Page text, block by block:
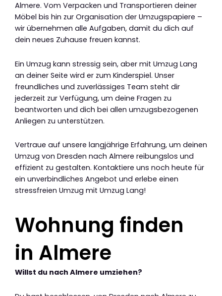
Almere. Vom Verpacken und Transportieren deiner
Möbel bis hin zur Organisation der Umzugspapiere –
wir übernehmen alle Aufgaben, damit du dich auf
dein neues Zuhause freuen kannst.
Ein Umzug kann stressig sein, aber mit Umzug Lang
an deiner Seite wird er zum Kinderspiel. Unser
freundliches und zuverlässiges Team steht dir
jederzeit zur Verfügung, um deine Fragen zu
beantworten und dich bei allen umzugsbezogenen
Anliegen zu unterstützen.
Vertraue auf unsere langjährige Erfahrung, um deinen
Umzug von Dresden nach Almere reibungslos und
effizient zu gestalten. Kontaktiere uns noch heute für
ein unverbindliches Angebot und erlebe einen
stressfreien Umzug mit Umzug Lang!
Wohnung finden
in Almere
Willst du nach Almere umziehen?